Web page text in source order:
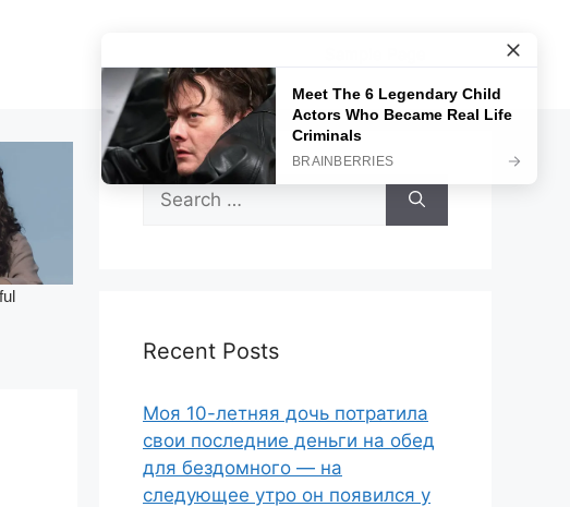
Search
for:
Recent Posts
Моя 10-летняя дочь потратила
свои последние деньги на обед
для бездомного — на
следующее утро он появился у